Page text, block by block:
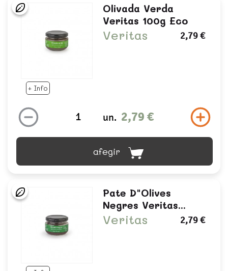
+ Info
Olivada Verda
Veritas 100g Eco
Veritas 2,79 €
un. 2,79 €
afegir
Pate D"olives
Negres Veritas...
Veritas 2,79 €